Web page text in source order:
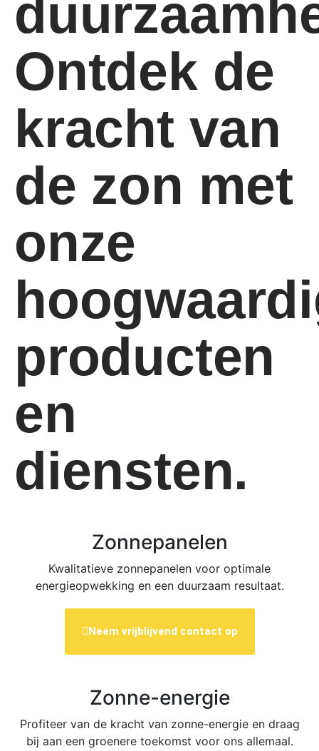
Ontdek de
kracht van
de zon met
onze
producten
en
diensten.
Zonnepanelen
Kwalitatieve zonnepanelen voor optimale
energieopwekking en een duurzaam resultaat.
Neem vrijblijvend contact op
Zonne-energie
Profiteer van de kracht van zonne-energie en draag
bij aan een groenere toekomst voor ons allemaal.